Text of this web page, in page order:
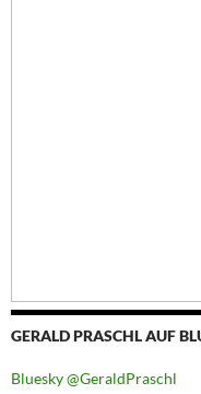
GERALD PRASCHL AUF
Bluesky @GeraldPraschl